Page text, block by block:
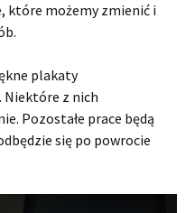
które możemy zmienić i
plakaty
Niektóre z nich
Pozostałe prace będą
się po powrocie